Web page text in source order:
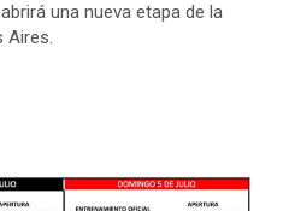
una nueva etapa de la
Aires.